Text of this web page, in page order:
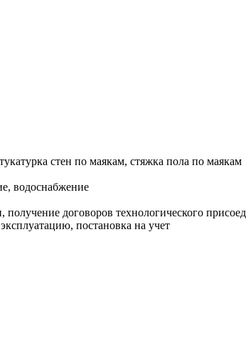
стен по маякам, стяжка пола по маякам
водоснабжение
договоров технологического
постановка на учет